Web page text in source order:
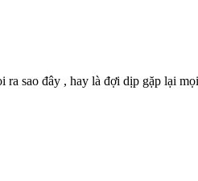
sao đây , hay là đợi dịp gặp lại